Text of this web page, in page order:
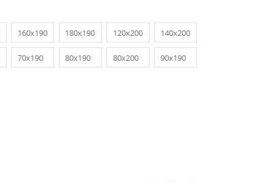
160х190 180х190 120х200 140х200
70х190 80х190 80х200 90х190